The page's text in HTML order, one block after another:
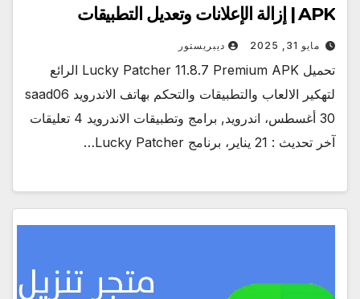
APK | إزالة الإعلانات وتعديل التطبيقات
مايو 31, 2025 ديبريستور
تحميل Lucky Patcher 11.8.7 Premium APK الرائع
لتهكير الالعاب والتطبيقات والتحكم بهاتف الاندرويد saad06
30 أغسطس، اندرويد, برامج وتطبيقات الاندرويد 4 تعليقات
آخر تحديث : 21 يناير، برنامج Lucky Patcher…